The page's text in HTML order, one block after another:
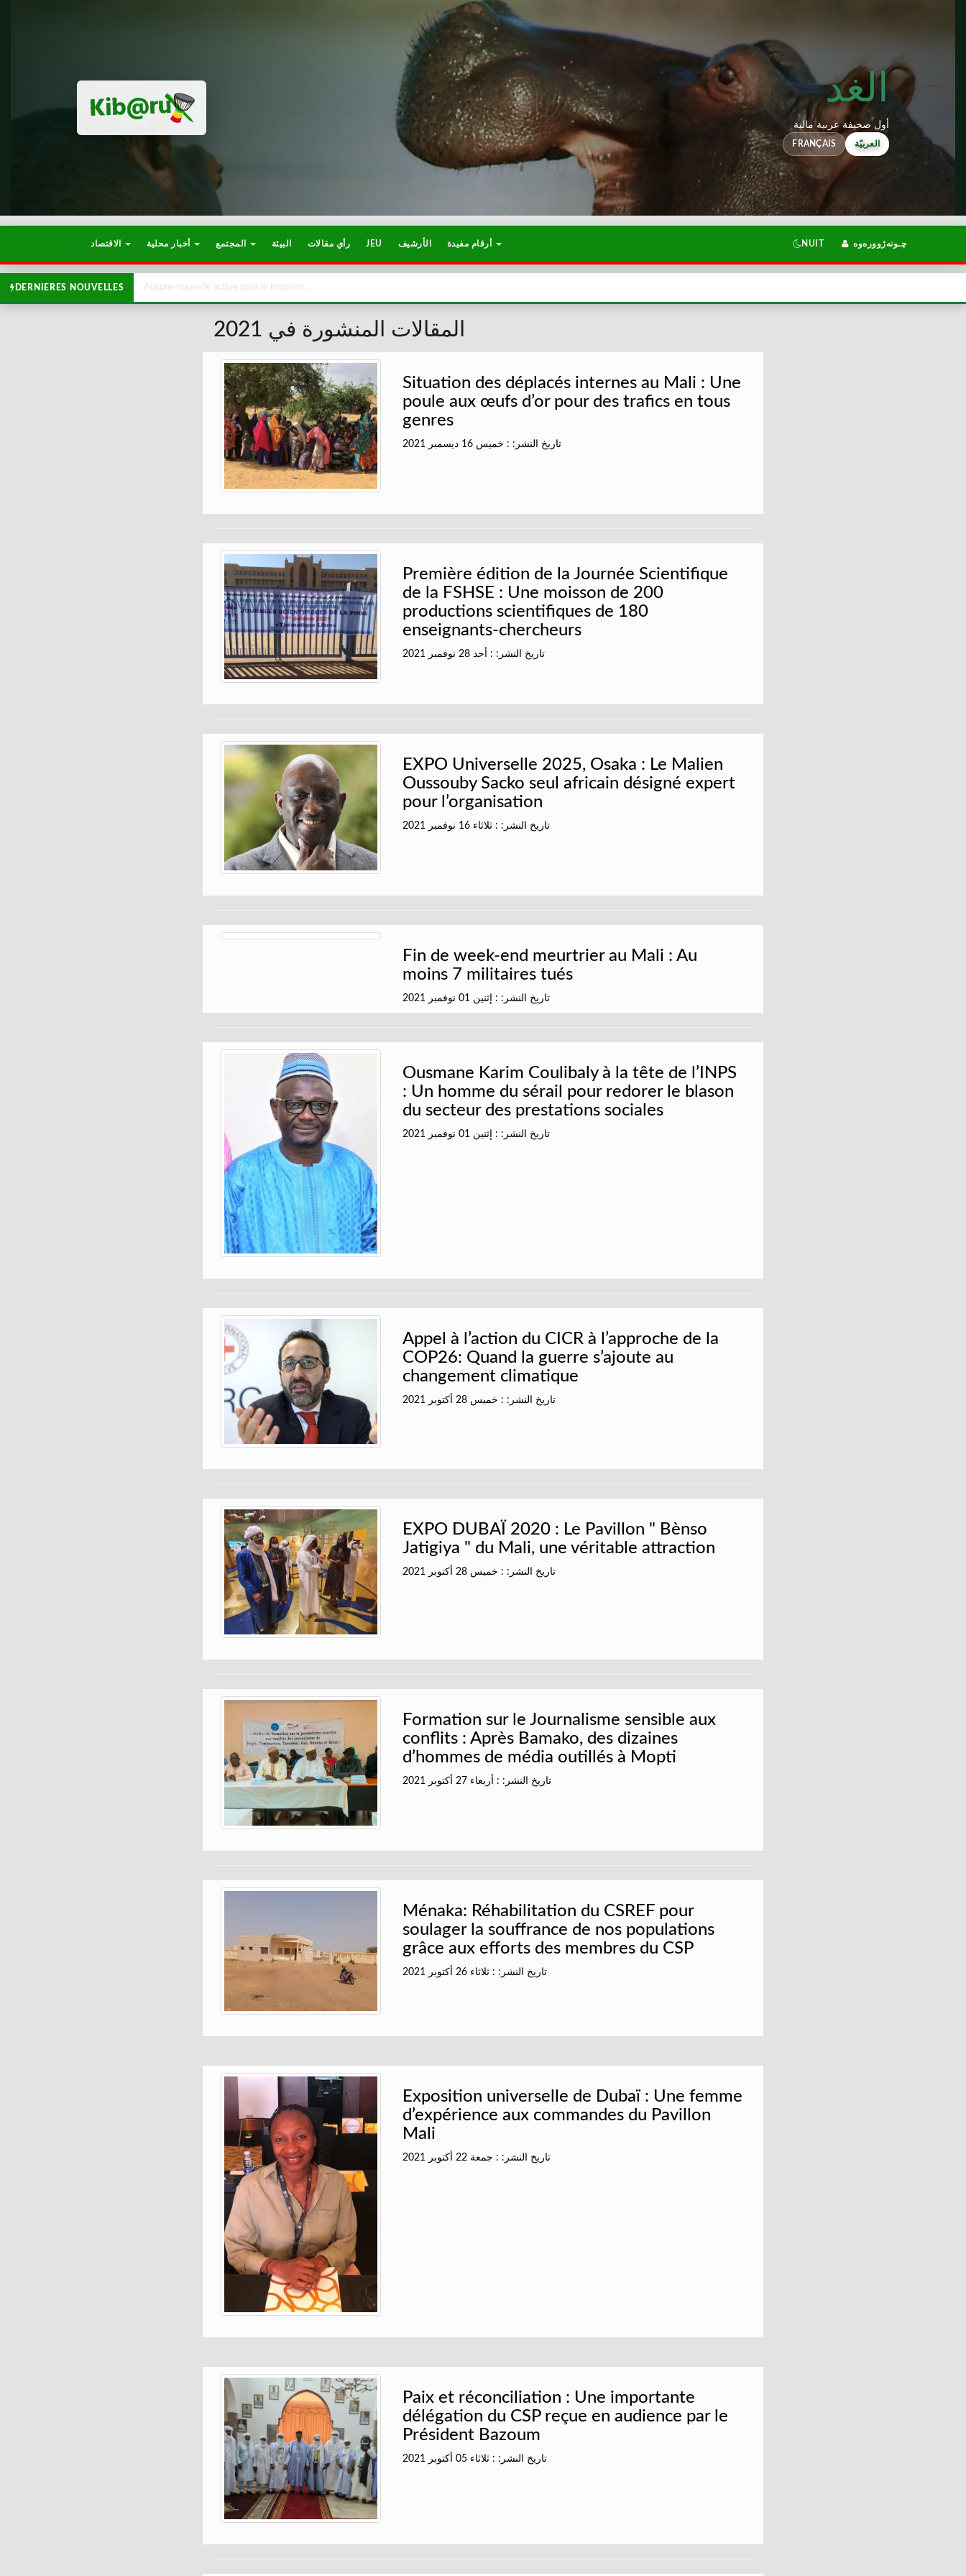
الغد
أول صحيفة عربية مالية
FRANÇAIS العربيّة
البيئة رأي مقالات JEU الأرشيف NUIT چـونەژوورەوە
DERNIERES NOUVELLES Aucune nouvelle active pour le moment.
المقالات المنشورة في 2021
Situation des déplacés internes au Mali : Une
poule aux œufs d’or pour des trafics en tous
genres
تاريخ النشر: : خميس 16 ديسمبر 2021
Première édition de la Journée Scientifique
de la FSHSE : Une moisson de 200
productions scientifiques de 180
enseignants-chercheurs
تاريخ النشر: : أحد 28 نوفمبر 2021
EXPO Universelle 2025, Osaka : Le Malien
Oussouby Sacko seul africain désigné expert
pour l’organisation
تاريخ النشر: : ثلاثاء 16 نوفمبر 2021
Fin de week-end meurtrier au Mali : Au
moins 7 militaires tués
تاريخ النشر: : إثنين 01 نوفمبر 2021
Ousmane Karim Coulibaly à la tête de l’INPS
: Un homme du sérail pour redorer le blason
du secteur des prestations sociales
تاريخ النشر: : إثنين 01 نوفمبر 2021
Appel à l’action du CICR à l’approche de la
COP26: Quand la guerre s’ajoute au
changement climatique
تاريخ النشر: : خميس 28 أكتوبر 2021
EXPO DUBAÏ 2020 : Le Pavillon " Bènso
Jatigiya " du Mali, une véritable attraction
تاريخ النشر: : خميس 28 أكتوبر 2021
Formation sur le Journalisme sensible aux
conflits : Après Bamako, des dizaines
d’hommes de média outillés à Mopti
تاريخ النشر: : أربعاء 27 أكتوبر 2021
Ménaka: Réhabilitation du CSREF pour
soulager la souffrance de nos populations
grâce aux efforts des membres du CSP
تاريخ النشر: : ثلاثاء 26 أكتوبر 2021
Exposition universelle de Dubaï : Une femme
d’expérience aux commandes du Pavillon
Mali
تاريخ النشر: : جمعة 22 أكتوبر 2021
Paix et réconciliation : Une importante
délégation du CSP reçue en audience par le
Président Bazoum
تاريخ النشر: : ثلاثاء 05 أكتوبر 2021